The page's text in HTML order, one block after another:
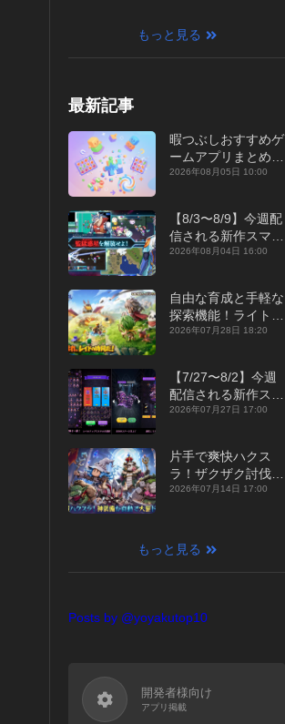
もっと見る
最新記事
暇つぶしおすすめゲ
ームアプリまとめ｜
オフライン対応あり
2026年08月05日 10:00
【8/3〜8/9】今週配
信される新作スマホ
ゲームをまとめてお
2026年08月04日 16:00
自由な育成と手軽な
探索機能！ライトカ
ジュアルMMORPG
征』【最新作PICKU
P】
2026年07月28日 18:20
【7/27〜8/2】今週
配信される新作スマ
ホゲームをまとめて
年】
2026年07月27日 17:00
片手で爽快ハクス
ラ！ザクザク討伐し
て神装備を集める放
【最新作PICKUP】
2026年07月14日 17:00
もっと見る
Posts by @yoyakutop10
開発者様向け
アプリ掲載